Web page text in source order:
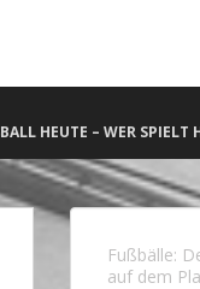
HEUTE – WER SPIELT
Fußbälle:
auf dem